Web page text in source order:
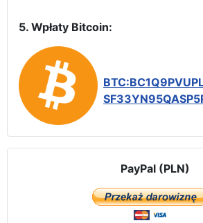
5. Wpłaty Bitcoin:
PayPal (PLN)